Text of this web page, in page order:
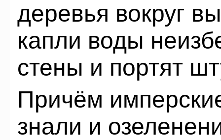
деревья вокруг
капли воды
стены и портят
Причём
знали и